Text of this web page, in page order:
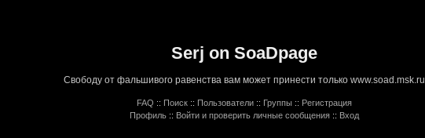
Serj on SoaDpage
Свободу от фальшивого равенства вам может принести только www.soad.msk.ru
FAQ :: Поиск :: Пользователи :: Группы :: Регистрация
Профиль :: Войти и проверить личные сообщения :: Вход